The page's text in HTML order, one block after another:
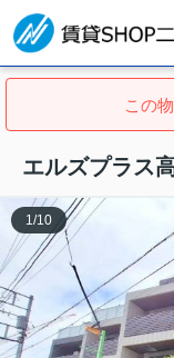
この
エルズプラス
1 /10